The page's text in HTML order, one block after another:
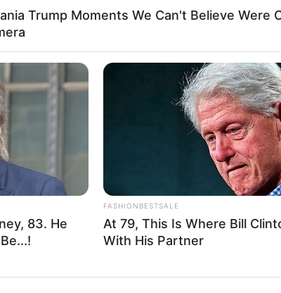
Fail! 10 Potret Makanan
Dimasak yang Bikin Kamu
Nggak Selera
10 Pose Manekin Anti
Mainstream yang Konyol
Trump Moments We Can't Believe Were
83. He
FASHIONBESTSALE
At 79, This Is Where Bill
With His Partner